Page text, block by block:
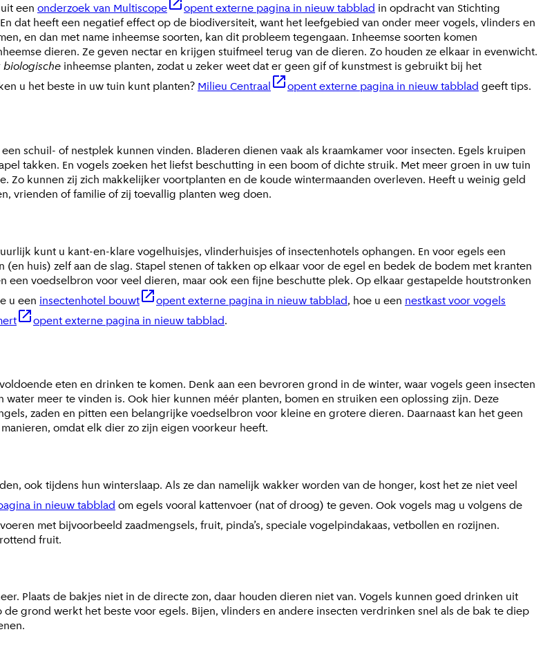
een onderzoek van Multiscope opent externe pagina in nieuw tabblad in opdracht van Stichting
dat heeft een negatief effect op de biodiversiteit, want het leefgebied van onder meer vogels, vlinders en
en dan met name inheemse soorten, kan dit probleem tegengaan. Inheemse soorten komen
dieren. Ze geven nectar en krijgen stuifmeel terug van de dieren. Zo houden ze elkaar in evenwicht.
biologische inheemse planten, zodat u zeker weet dat er geen gif of kunstmest is gebruikt bij het
u het beste in uw tuin kunt planten? Milieu Centraal opent externe pagina in nieuw tabblad geeft tips.
schuil- of nestplek kunnen vinden. Bladeren dienen vaak als kraamkamer voor insecten. Egels kruipen
takken. En vogels zoeken het liefst beschutting in een boom of dichte struik. Met meer groen in uw tuin
kunnen zij zich makkelijker voortplanten en de koude wintermaanden overleven. Heeft u weinig geld
vrienden of familie of zij toevallig planten weg doen.
kunt u kant-en-klare vogelhuisjes, vlinderhuisjes of insectenhotels ophangen. En voor egels een
huis) zelf aan de slag. Stapel stenen of takken op elkaar voor de egel en bedek de bodem met kranten
voedselbron voor veel dieren, maar ook een fijne beschutte plek. Op elkaar gestapelde houtstronken
u een insectenhotel bouwt opent externe pagina in nieuw tabblad, hoe u een nestkast voor vogels
opent externe pagina in nieuw tabblad.
eten en drinken te komen. Denk aan een bevroren grond in de winter, waar vogels geen insecten
meer te vinden is. Ook hier kunnen méér planten, bomen en struiken een oplossing zijn. Deze
zaden en pitten een belangrijke voedselbron voor kleine en grotere dieren. Daarnaast kan het geen
omdat elk dier zo zijn eigen voorkeur heeft.
ook tijdens hun winterslaap. Als ze dan namelijk wakker worden van de honger, kost het ze niet veel
in nieuw tabblad om egels vooral kattenvoer (nat of droog) te geven. Ook vogels mag u volgens de
met bijvoorbeeld zaadmengsels, fruit, pinda’s, speciale vogelpindakaas, vetbollen en rozijnen.
fruit.
Plaats de bakjes niet in de directe zon, daar houden dieren niet van. Vogels kunnen goed drinken uit
grond werkt het beste voor egels. Bijen, vlinders en andere insecten verdrinken snel als de bak te diep